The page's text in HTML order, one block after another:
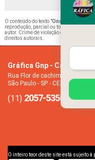
O conteúdo do texto "Onde Encontrar
reprodução, parcial ou total, mesmo
autor. Crime de violação de direito
direitos autorais
Gráfica Gnp - Cartão de
Rua Flor de cachimbo, 274 -
São Paulo - SP - CEP: 08050-040
(11) 2057-5356 (11)
O inteiro teor deste site está sujeito